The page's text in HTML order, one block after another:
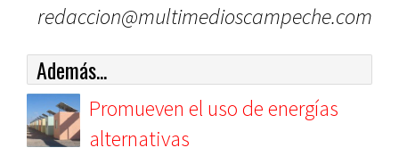
redaccion@multimedioscampeche.com
Además...
Promueven el uso de energías
alternativas